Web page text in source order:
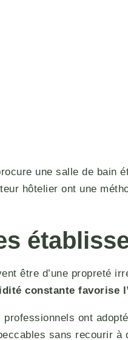
une salle de bain
hôtelier ont une
être d’une propreté
constante favorise
ont
sans recourir